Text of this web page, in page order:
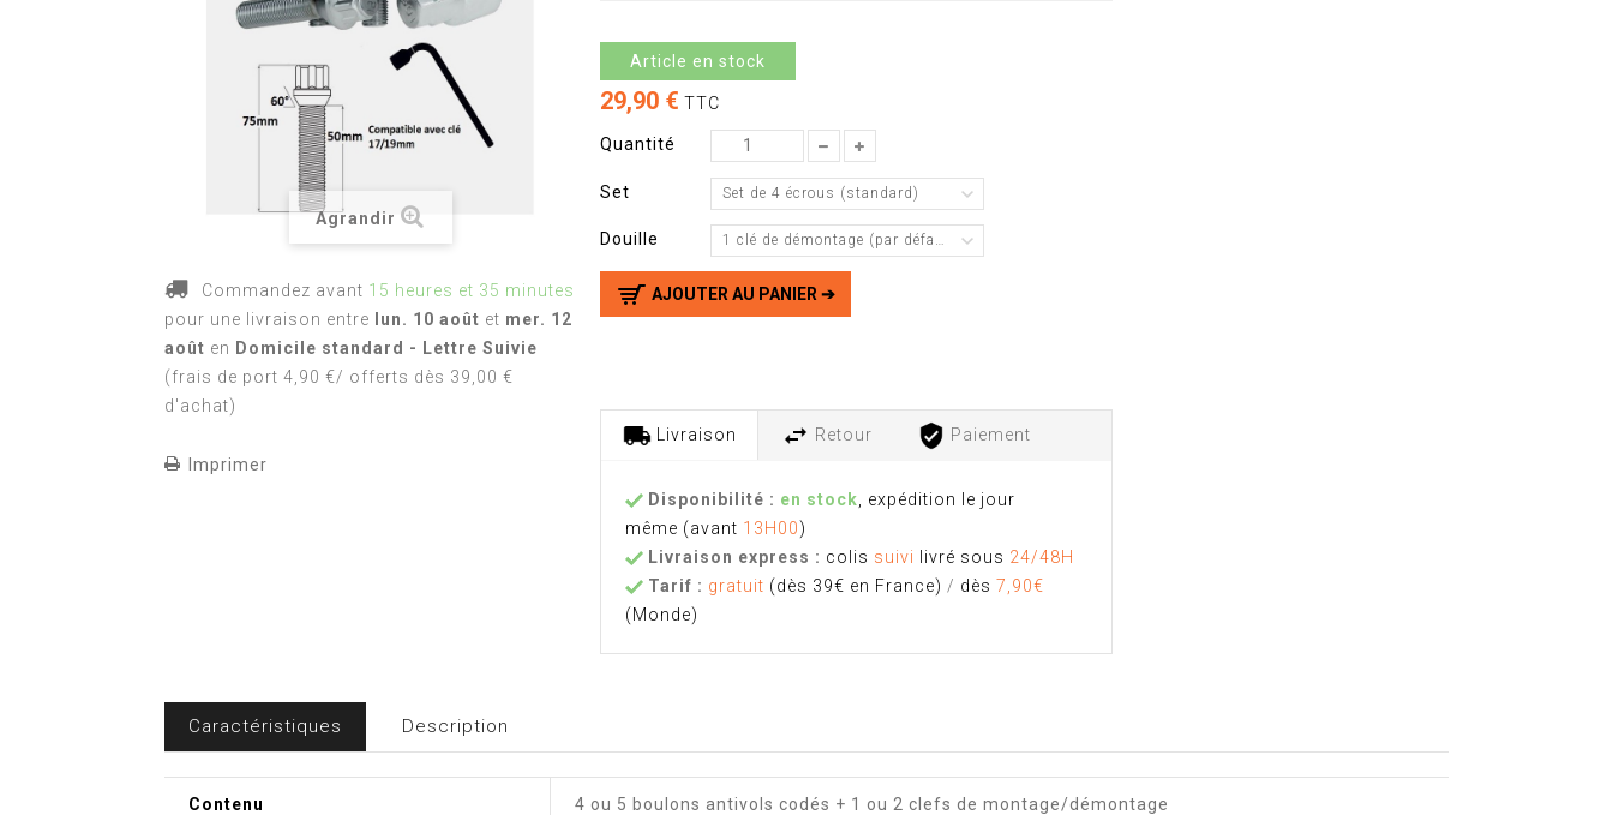
Agrandir
Commandez avant 15 heures et 35 minutes
pour une livraison entre lun. 10 août et mer. 12
août en Domicile standard - Lettre Suivie
(frais de port 4,90 €/ offerts dès 39,00 €
d'achat)
Imprimer
Article en stock
29,90 € TTC
Quantité
Set Set de 4 écrous (standard)
Douille 1 clé de démontage (par défaut)
AJOUTER AU PANIER ➔
Livraison Retour Paiement
Disponibilité : en stock , expédition le jour
même (avant 13H00)
Livraison express : colis suivi livré sous 24/48H
Tarif : gratuit (dès 39€ en France) / dès 7,90€
(Monde)
Caractéristiques Description
Contenu 4 ou 5 boulons antivols codés + 1 ou 2 clefs de montage/démontage